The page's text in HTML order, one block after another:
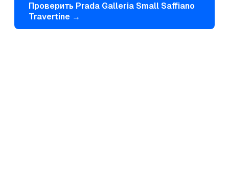
Проверить Prada Galleria Small Saffiano
Travertine →